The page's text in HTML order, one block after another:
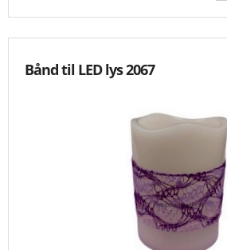
Bånd til LED lys 2067